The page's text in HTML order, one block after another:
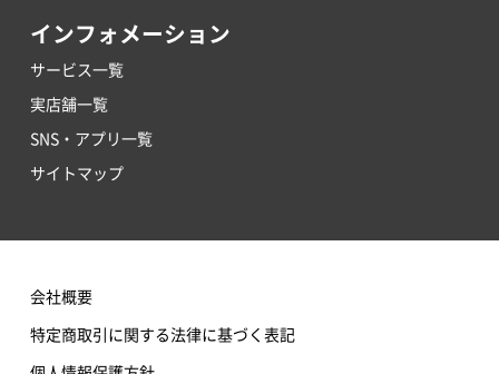
インフォメーション
サービス一覧
実店舗一覧
SNS・アプリ一覧
サイトマップ
会社概要
特定商取引に関する法律に基づく表記